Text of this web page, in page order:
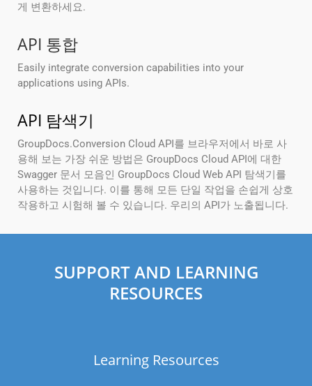
게 변환하세요.
API 통합
Easily integrate conversion capabilities into your
applications using APIs.
API 탐색기
GroupDocs.Conversion Cloud API를 브라우저에서 바로 사
용해 보는 가장 쉬운 방법은 GroupDocs Cloud API에 대한
Swagger 문서 모음인 GroupDocs Cloud Web API 탐색기를
사용하는 것입니다. 이를 통해 모든 단일 작업을 손쉽게 상호
작용하고 시험해 볼 수 있습니다. 우리의 API가 노출됩니다.
SUPPORT AND LEARNING
RESOURCES
Learning Resources